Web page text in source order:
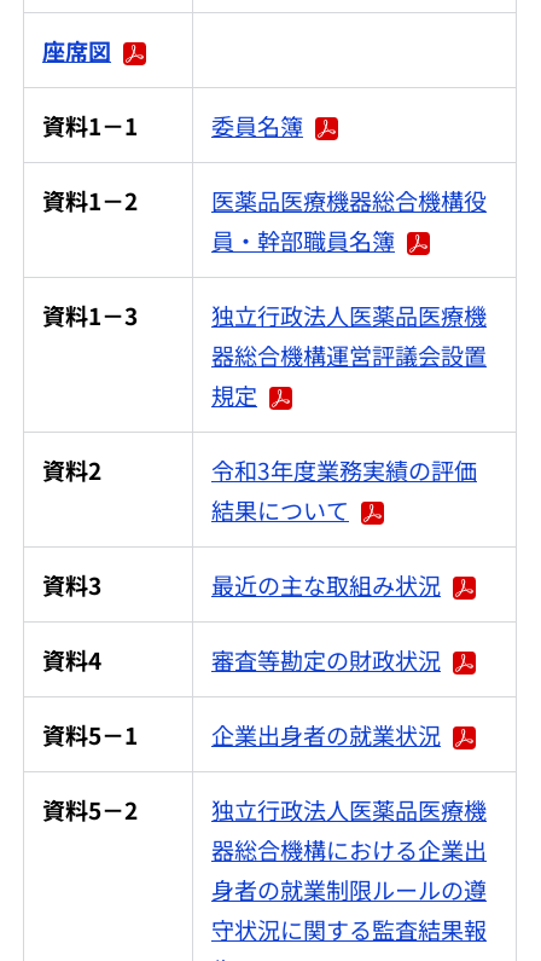
座席図
資料1－1 委員名簿
資料1－2
医薬品医療機器総合機構役
員・幹部職員名簿
資料1－3
独立行政法人医薬品医療機
器総合機構運営評議会設置
規定
資料2
令和3年度業務実績の評価
結果について
資料3 最近の主な取組み状況
資料4 審査等勘定の財政状況
資料5－1 企業出身者の就業状況
資料5－2
独立行政法人医薬品医療機
器総合機構における企業出
身者の就業制限ルールの遵
守状況に関する監査結果報